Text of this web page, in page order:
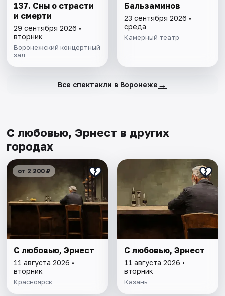
137. Сны о страсти
и смерти
29 сентября 2026 •
вторник
Воронежский концертный
зал
Бальзаминов
23 сентября 2026 •
среда
Камерный театр
Все спектакли в Воронеже →
С любовью, Эрнест в других
городах
от 2 200 ₽
С любовью, Эрнест
11 августа 2026 •
вторник
Красноярск
С любовью, Эрнест
11 августа 2026 •
вторник
Казань